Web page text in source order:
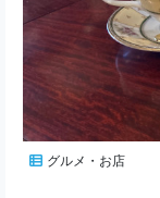
グルメ・お店